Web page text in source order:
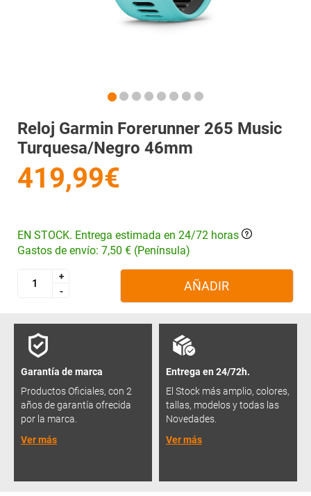
Reloj Garmin Forerunner 265 Music
Turquesa/Negro 46mm
419,99€
EN STOCK. Entrega estimada en 24/72 horas
Gastos de envío: 7,50 € (Península)
+
-
+
-
AÑADIR
Garantía de marca
Productos Oficiales, con 2
años de garantía ofrecida
por la marca.
Ver más
Entrega en 24/72h.
El Stock más amplio, colores,
tallas, modelos y todas las
Novedades.
Ver más